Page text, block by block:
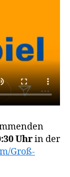
Uhrin der
Groß-